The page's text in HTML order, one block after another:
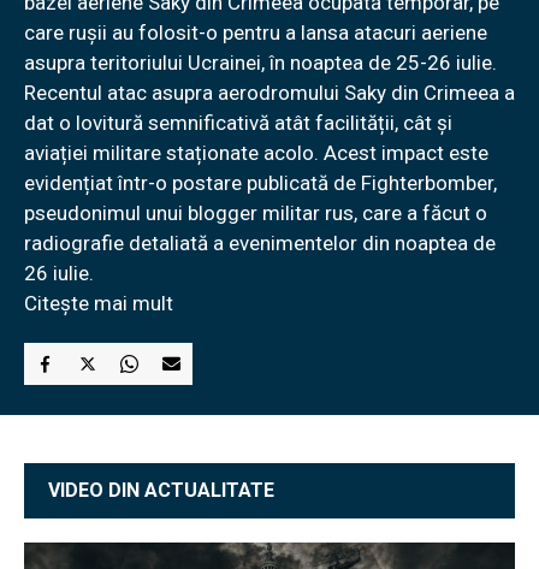
care rușii au folosit-o pentru a lansa atacuri aeriene
asupra teritoriului Ucrainei, în noaptea de 25-26 iulie.
Recentul atac asupra aerodromului Saky din Crimeea a
dat o lovitură semnificativă atât facilității, cât și
aviației militare staționate acolo. Acest impact este
evidențiat într-o postare publicată de Fighterbomber,
pseudonimul unui blogger militar rus, care a făcut o
radiografie detaliată a evenimentelor din noaptea de
26 iulie.
Citește mai mult
VIDEO DIN ACTUALITATE